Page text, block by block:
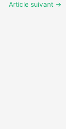
Article suivant →